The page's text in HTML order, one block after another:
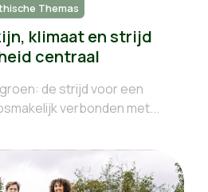
Themas
klimaat en strijd
centraal
de strijd voor een
verbonden met...